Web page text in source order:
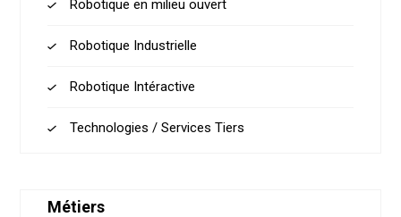
Robotique en milieu ouvert
Robotique Industrielle
Robotique Intéractive
Technologies / Services Tiers
Métiers